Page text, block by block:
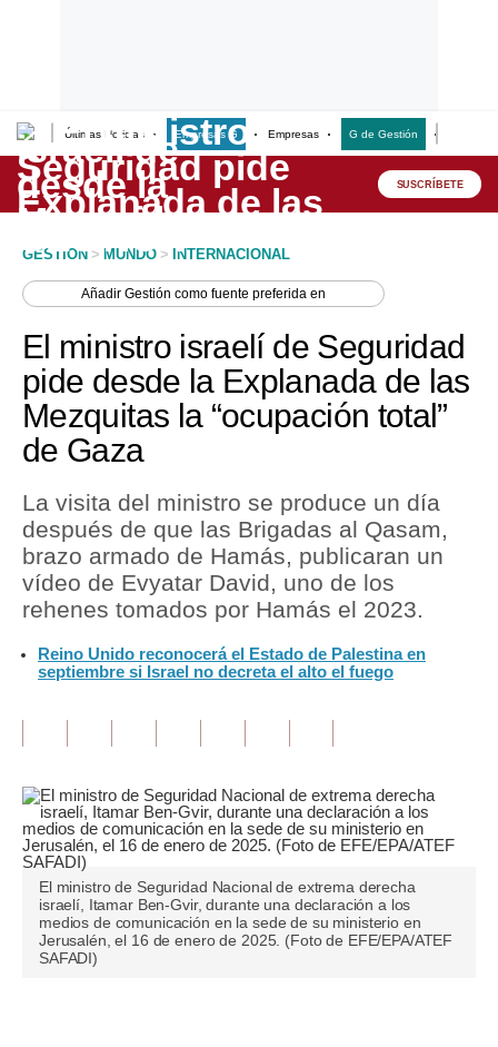
Últimas Noticias Empresas G Empresas G de Gestión
Lo último
Peru Quiosco
Economía
Mercados
Perú
Política
Tu Dinero
Finanzas Personales
Plus G
Opinión
Pregunta de hoy
Blogs
Tendencias
Lujo
SUSCRÍBETE
GESTION > MUNDO > INTERNACIONAL
AñadirGestión como fuente preferida en
El ministro israelí de Seguridad
pide desde la Explanada de las
Mezquitas la “ocupación total”
de Gaza
La visita del ministro se produce un día
después de que las Brigadas al Qasam,
brazo armado de Hamás, publicaran un
vídeo de Evyatar David, uno de los
rehenes tomados por Hamás el 2023.
Reino Unido reconocerá el Estado de Palestina en
septiembre si Israel no decreta el alto el fuego
El ministro de Seguridad Nacional de extrema derecha
israelí, Itamar Ben-Gvir, durante una declaración a los
medios de comunicación en la sede de su ministerio en
Jerusalén, el 16 de enero de 2025. (Foto de EFE/EPA/ATEF
SAFADI)